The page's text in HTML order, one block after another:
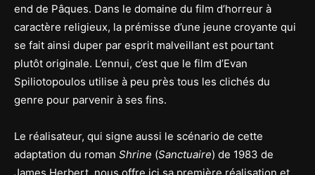
end de Pâques. Dans le domaine du film d’horreur à
caractère religieux, la prémisse d’une jeune croyante qui
se fait ainsi duper par esprit malveillant est pourtant
plutôt originale. L’ennui, c’est que le film d’Evan
Spiliotopoulos utilise à peu près tous les clichés du
genre pour parvenir à ses fins.
Le réalisateur, qui signe aussi le scénario de cette
adaptation du roman Shrine (Sanctuaire) de 1983 de